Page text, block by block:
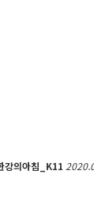
강의아침_K11